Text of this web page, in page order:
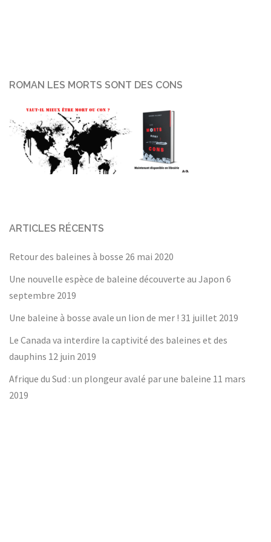
ROMAN LES MORTS SONT DES CONS
ARTICLES RÉCENTS
Retour des baleines à bosse 26 mai 2020
Une nouvelle espèce de baleine découverte au Japon 6
septembre 2019
Une baleine à bosse avale un lion de mer ! 31 juillet 2019
Le Canada va interdire la captivité des baleines et des
dauphins 12 juin 2019
Afrique du Sud : un plongeur avalé par une baleine 11 mars
2019